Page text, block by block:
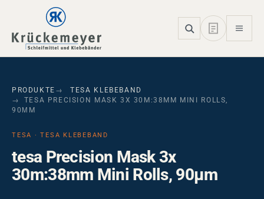
Skip to main navigation
Skip to main content
Skip to page footer
PRODUKTE
TESA KLEBEBAND
TESA PRECISION MASK 3X 30M:38MM MINI ROLLS,
90ΜM
TESA · TESA KLEBEBAND
tesa Precision Mask 3x
30m:38mm Mini Rolls, 90µm